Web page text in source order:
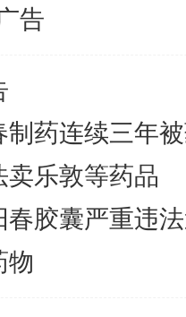
告
药连续三年
乐敦等药品
胶囊严重违
物